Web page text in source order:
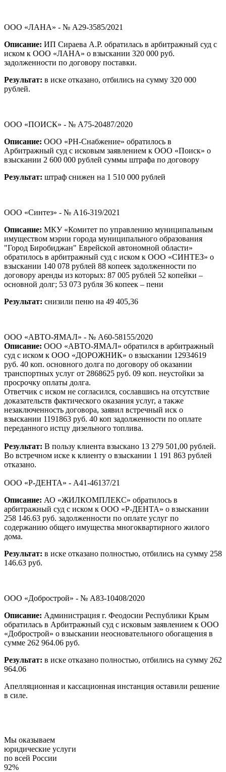
ООО «ЛАНА» - № А29-3585/2021
Описание: ИП Сираева А.Р. обратилась в арбитражный суд с
иском к ООО «ЛАНА» о взыскании 320 000 руб.
задолженности по договору поставки.
Результат: в иске отказано, отбились на сумму 320 000
рублей.
ООО «ПОИСК» - № А75-20487/2020
Описание: ООО «РН-Снабжение» обратилось в
Арбитражный суд с исковым заявлением к ООО «Поиск» о
взыскании 2 600 000 рублей суммы штрафа по договору
Результат: штраф снижен на 1 510 000 рублей
ООО «Синтез» - № А16-319/2021
Описание: МКУ «Комитет по управлению муниципальным
имуществом мэрии города муниципального образования
"Город Биробиджан" Еврейской автономной области»
обратилось в арбитражный суд с иском к ООО «СИНТЕЗ» о
взыскании 140 078 рублей 88 копеек задолженности по
договору аренды из которых: 87 005 рублей 52 копейки –
основной долг; 53 073 рубля 36 копеек – пени
Результат: снизили пеню на 49 405,36
ООО «АВТО-ЯМАЛ» - № А60-58155/2020
Описание: ООО «АВТО-ЯМАЛ» обратился в арбитражный
суд с иском к ООО «ДОРОЖНИК» о взыскании 12934619
руб. 40 коп. основного долга по договору об оказании
транспортных услуг от 2868625 руб. 09 коп. неустойки за
просрочку оплаты долга.
Ответчик с иском не согласился, сославшись на отсутствие
доказательств фактического оказания услуг, а также
незаключенность договора, заявил встречный иск о
взыскании 1191863 руб. 40 коп задолженности по оплате
переданного истцу дизельного топлива.
Результат: В пользу клиента взыскано 13 279 501,00 рублей.
Во встречном иске к клиенту о взыскании 1 191 863 рублей
отказано.
ООО «Р-ДЕНТА» - А41-46137/21
Описание: АО «ЖИЛКОМПЛЕКС» обратилось в
арбитражный суд с иском к ООО «Р-ДЕНТА» о взыскании
258 146.63 руб. задолженности по оплате услуг по
содержанию общего имущества многоквартирного жилого
дома.
Результат: в иске отказано полностью, отбились на сумму 258
146.63 руб.
ООО «Добрострой» - № А83-10408/2020
Описание: Администрация г. Феодосии Республики Крым
обратилась в Арбитражный суд с исковым заявлением к ООО
«Добрострой» о взыскании неосновательного обогащения в
сумме 262 964.06 руб.
Результат: в иске отказано полностью, отбились на сумму 262
964.06
Апелляционная и кассационная инстанция оставили решение
в силе.
Мы оказываем
юридические услуги
по всей России
92%